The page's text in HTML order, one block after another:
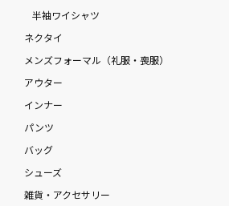
半袖ワイシャツ
ネクタイ
メンズフォーマル（礼服・喪服）
アウター
インナー
パンツ
バッグ
シューズ
雑貨・アクセサリー